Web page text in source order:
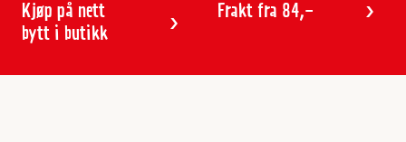
Kjøp på nett
bytt i butikk
Frakt fra 84,-